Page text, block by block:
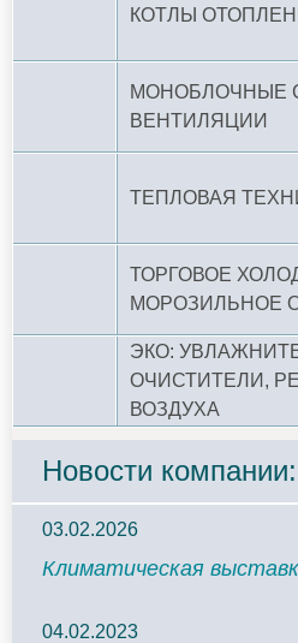
КОТЛЫ
МОНОБЛОЧНЫЕ
ВЕНТИЛЯЦИИ
ТЕПЛОВАЯ
ТОРГОВОЕ
МОРОЗИЛЬНОЕ
ЭКО:
ОЧИСТИТЕЛИ,
ВОЗДУХА
Новости компании:
03.02.2026
Климатическая
04.02.2023